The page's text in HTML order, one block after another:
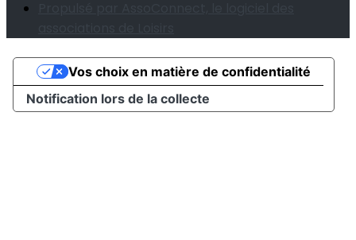
Notification lors de la collecte
Vos choix en matière de confidentialité